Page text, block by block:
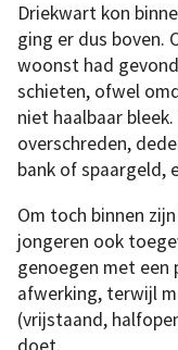
Driekwart kon
ging er dus boven.
woonst had
schieten, ofwel
niet haalbaar
overschreden,
bank of spaargeld,
Om toch binnen
jongeren ook
genoegen met een
afwerking, terwijl
(vrijstaand,